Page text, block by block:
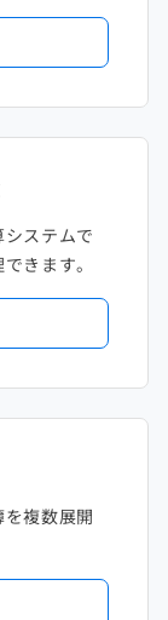
ステムで
きます。
複数展開